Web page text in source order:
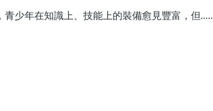
少年在知識上、技能上的裝備愈見豐富，但.....